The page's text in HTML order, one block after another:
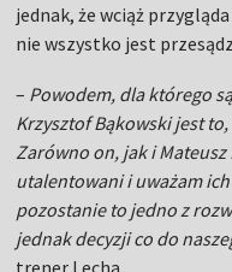
jednak, że wciąż
nie wszystko jest
– Powodem, dla którego
Krzysztof Bąkowski jest
Zarówno on, jak i
utalentowani i uważam
pozostanie to jedno z
jednak decyzji co do
trener Lecha.